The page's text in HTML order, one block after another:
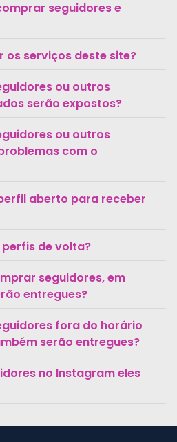
seguidores e
os serviços deste site?
ou outros
serão expostos?
ou outros
com o
aberto para receber
perfis de volta?
seguidores, em
entregues?
fora do horário
serão entregues?
no Instagram eles